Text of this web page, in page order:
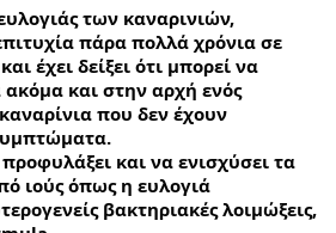
των καναρινιών,
πάρα πολλά χρόνια σε
έχει δείξει ότι μπορεί να
ακόμα και στην αρχή ενός
που δεν έχουν
και να ενισχύσει τα
ιούς όπως η ευλογιά
βακτηριακές λοιμώξεις,